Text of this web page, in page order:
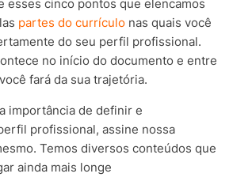
esses cinco pontos que elencamos
partes do currículo nas quais você
do seu perfil profissional.
no início do documento e entre
fará da sua trajetória.
importância de definir e
profissional, assine nossa
Temos diversos conteúdos que
ainda mais longe